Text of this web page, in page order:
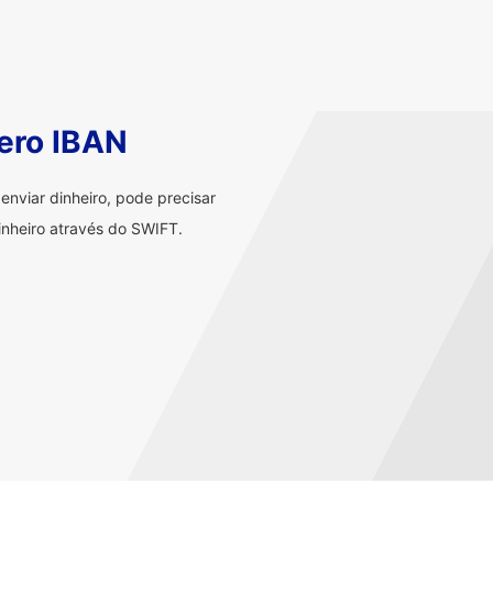
IBAN
dinheiro, pode precisar
através do SWIFT.